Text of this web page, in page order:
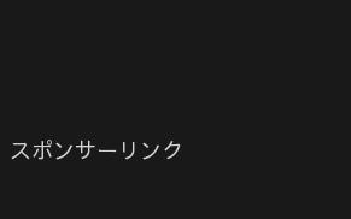
スポンサーリンク